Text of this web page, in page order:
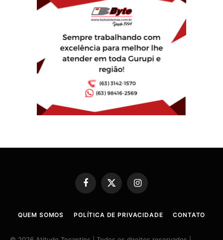
Facebook
X
Instagram
QUEM SOMOS POLÍTICA DE PRIVACIDADE CONTATO